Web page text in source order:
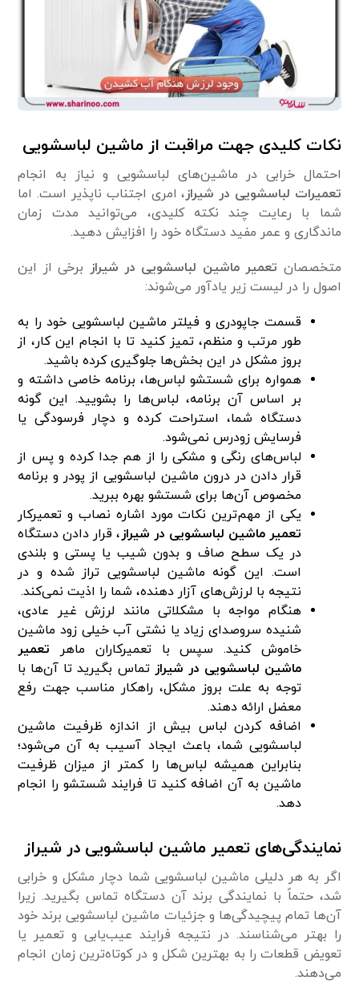
نکات کلیدی جهت مراقبت از ماشین لباسشویی
احتمال خرابی در ماشین‌های لباسشویی و نیاز به انجام
تعمیرات لباسشویی در شیراز، امری اجتناب ناپذیر است. اما
شما با رعایت چند نکته کلیدی، می‌توانید مدت زمان
ماندگاری و عمر مفید دستگاه خود را افزایش دهید.
متخصصان تعمیر ماشین لباسشویی در شیراز برخی از این
اصول را در لیست زیر یادآور می‌شوند:
قسمت جاپودری و فیلتر ماشین لباسشویی خود را به
طور مرتب و منظم، تمیز کنید تا با انجام این کار، از
بروز مشکل در این بخش‌ها جلوگیری کرده باشید.
همواره برای شستشو لباس‌ها، برنامه خاصی داشته و
بر اساس آن برنامه، لباس‌ها را بشویید. این گونه
دستگاه شما، استراحت کرده و دچار فرسودگی یا
فرسایش زودرس نمی‌شود.
لباس‌های رنگی و مشکی را از هم جدا کرده و پس از
قرار دادن در درون ماشین لباسشویی از پودر و برنامه
مخصوص آن‌ها برای شستشو بهره ببرید.
یکی از مهم‌ترین نکات مورد اشاره نصاب و تعمیرکار
تعمیر ماشین لباسشویی در شیراز ، قرار دادن دستگاه
در یک سطح صاف و بدون شیب یا پستی و بلندی
است. این گونه ماشین لباسشویی تراز شده و در
نتیجه با لرزش‌های آزار دهنده، شما را اذیت نمی‌کند.
هنگام مواجه با مشکلاتی مانند لرزش غیر عادی،
شنیده سروصدای زیاد یا نشتی آب خیلی زود ماشین
خاموش کنید. سپس با تعمیرکاران ماهر تعمیر
ماشین لباسشویی در شیراز تماس بگیرید تا آن‌ها با
توجه به علت بروز مشکل، راهکار مناسب جهت رفع
معضل ارائه دهند.
اضافه کردن لباس بیش از اندازه ظرفیت ماشین
لباسشویی شما، باعث ایجاد آسیب به آن می‌شود؛
بنابراین همیشه لباس‌ها را کمتر از میزان ظرفیت
ماشین به آن اضافه کنید تا فرایند شستشو را انجام
دهد.
نمایندگی‌های تعمیر ماشین لباسشویی در شیراز
اگر به هر دلیلی ماشین لباسشویی شما دچار مشکل و خرابی
شد، حتماً با نمایندگی برند آن دستگاه تماس بگیرید. زیرا
آن‌ها تمام پیچیدگی‌ها و جزئیات ماشین لباسشویی برند خود
را بهتر می‌شناسند. در نتیجه فرایند عیب‌یابی و تعمیر یا
تعویض قطعات را به بهترین شکل و در کوتاه‌ترین زمان انجام
می‌دهند.